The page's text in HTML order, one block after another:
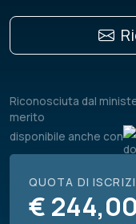
Riconosciuta dal
merito
disponibile anche con
QUOTA DI
€ 244,00